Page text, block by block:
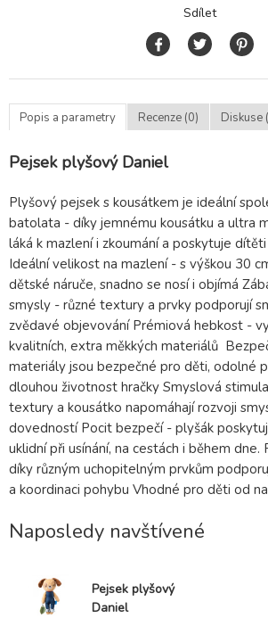
Sdílet
Popis a parametry Recenze (0) Diskuse
Pejsek plyšový Daniel
Plyšový pejsek s kousátkem je ideální
batolata - díky jemnému kousátku a ultra
láká k mazlení i zkoumání a poskytuje
Ideální velikost na mazlení - s výškou 30
dětské náruče, snadno se nosí i objímá
smysly - různé textury a prvky podporují
zvědavé objevování Prémiová hebkost -
kvalitních, extra měkkých materiálů
materiály jsou bezpečné pro děti, odolné
dlouhou životnost hračky Smyslová
textury a kousátko napomáhají rozvoji
dovedností Pocit bezpečí - plyšák
uklidní při usínání, na cestách i během
díky různým uchopitelným prvkům
a koordinaci pohybu Vhodné pro děti od
Naposledy navštívené
Pejsek plyšový
Daniel